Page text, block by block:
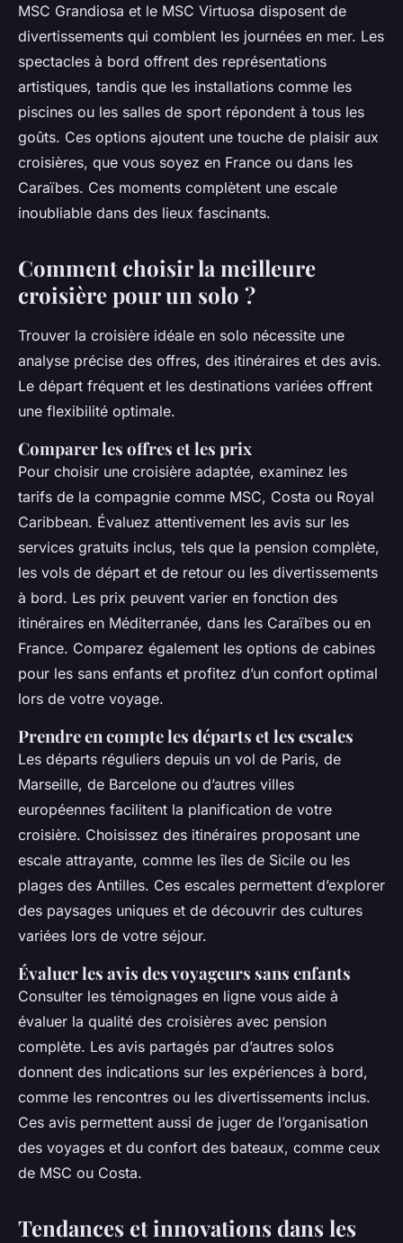
MSC Grandiosa et le MSC Virtuosa disposent de
divertissements qui comblent les journées en mer. Les
spectacles à bord offrent des représentations
artistiques, tandis que les installations comme les
piscines ou les salles de sport répondent à tous les
goûts. Ces options ajoutent une touche de plaisir aux
croisières, que vous soyez en France ou dans les
Caraïbes. Ces moments complètent une escale
inoubliable dans des lieux fascinants.
Comment choisir la meilleure
croisière pour un solo ?
Trouver la croisière idéale en solo nécessite une
analyse précise des offres, des itinéraires et des avis.
Le départ fréquent et les destinations variées offrent
une flexibilité optimale.
Comparer les offres et les prix
Pour choisir une croisière adaptée, examinez les
tarifs de la compagnie comme MSC, Costa ou Royal
Caribbean. Évaluez attentivement les avis sur les
services gratuits inclus, tels que la pension complète,
les vols de départ et de retour ou les divertissements
à bord. Les prix peuvent varier en fonction des
itinéraires en Méditerranée, dans les Caraïbes ou en
France. Comparez également les options de cabines
pour les sans enfants et profitez d’un confort optimal
lors de votre voyage.
Prendre en compte les départs et les escales
Les départs réguliers depuis un vol de Paris, de
Marseille, de Barcelone ou d’autres villes
européennes facilitent la planification de votre
croisière. Choisissez des itinéraires proposant une
escale attrayante, comme les îles de Sicile ou les
plages des Antilles. Ces escales permettent d’explorer
des paysages uniques et de découvrir des cultures
variées lors de votre séjour.
Évaluer les avis des voyageurs sans enfants
Consulter les témoignages en ligne vous aide à
évaluer la qualité des croisières avec pension
complète. Les avis partagés par d’autres solos
donnent des indications sur les expériences à bord,
comme les rencontres ou les divertissements inclus.
Ces avis permettent aussi de juger de l’organisation
des voyages et du confort des bateaux, comme ceux
de MSC ou Costa.
Tendances et innovations dans les